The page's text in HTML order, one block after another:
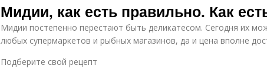
Мидии, как есть правильно. Как
Мидии постепенно перестают быть деликатесом. Сегодня их
любых супермаркетов и рыбных магазинов, да и цена вполне
Подберите свой рецепт